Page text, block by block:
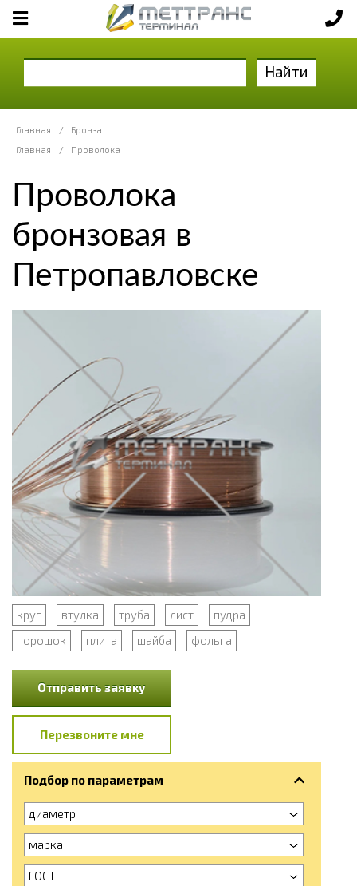
Найти
Главная /
Бронза
Главная
/ Проволока
Проволока
бронзовая в
Петропавловске
круг втулка труба лист
пудра
порошок
плита шайба фольга
Отправить заявку
Перезвоните мне
Подбор по параметрам
диаметр
марка
ГОСТ